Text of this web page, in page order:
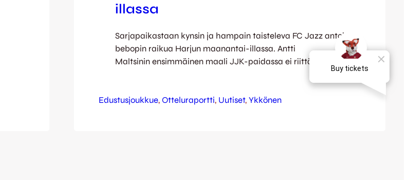
illassa
Sarjapaikastaan kynsin ja hampain taisteleva FC Jazz antoi
bebopin raikua Harjun maanantai-illassa. Antti
Maltsinin ensimmäinen maali JJK-paidassa ei riittänyt
Alekos Alekoun hattutempulla lukemin 1-3 (1-1). Samalla
päättyi JJK:n yhdeksän ottelun tappioton putki. JJK aloitti
Edustusjoukkue, Otteluraportti, Uutiset, Ykkönen